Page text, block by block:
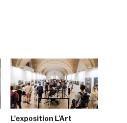
L’exposition L’Art